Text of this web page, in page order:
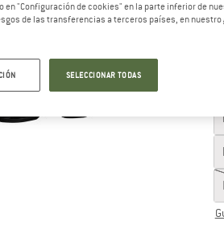
"Configuración de cookies" en la parte inferior de
de las transferencias a terceros países, en nuestro
SELECCIONAR TODAS